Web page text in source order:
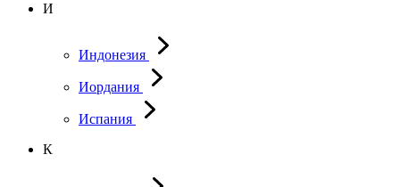
И
Индонезия
Иордания
Испания
К